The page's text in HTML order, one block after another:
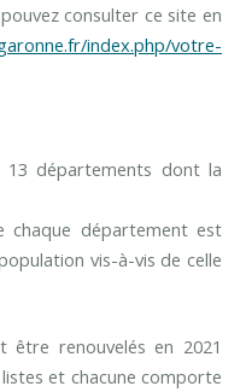
consulter ce site en
index.php/votre-
13 départements dont la
chaque département est
vis-à-vis de celle
être renouvelés en 2021
et chacune comporte